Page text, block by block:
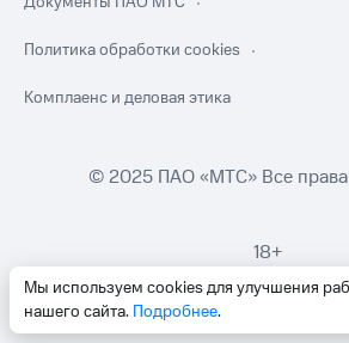
Мы используем cookies для улучшения
нашего сайта. Подробнее.
Политика обработки cookies
Комплаенс и деловая этика
© 2025 ПАО «МТС» Все
18+